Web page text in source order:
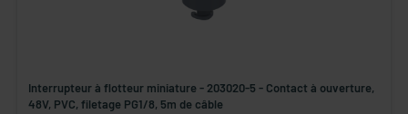
Interrupteur à flotteur miniature - 203020-5 - Contact à ouverture,
48V, PVC, filetage PG1/8, 5m de câble